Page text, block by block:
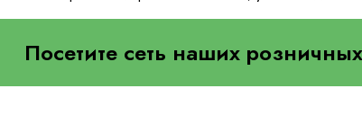
Посетите сеть наших